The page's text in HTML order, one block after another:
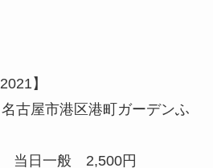
】
古屋市港区港町ガーデンふ
当日一般 2,500円